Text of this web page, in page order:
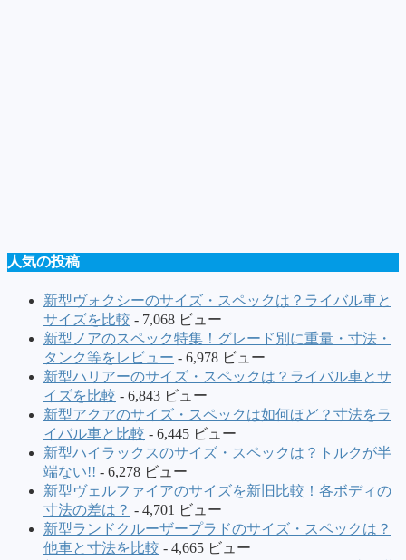
人気の投稿
新型ヴォクシーのサイズ・スペックは？ライバル車と
サイズを比較 - 7,068 ビュー
新型ノアのスペック特集！グレード別に重量・寸法・
タンク等をレビュー - 6,978 ビュー
新型ハリアーのサイズ・スペックは？ライバル車とサ
イズを比較 - 6,843 ビュー
新型アクアのサイズ・スペックは如何ほど？寸法をラ
イバル車と比較 - 6,445 ビュー
新型ハイラックスのサイズ・スペックは？トルクが半
端ない!! - 6,278 ビュー
新型ヴェルファイアのサイズを新旧比較！各ボディの
寸法の差は？ - 4,701 ビュー
新型ランドクルーザープラドのサイズ・スペックは？
他車と寸法を比較 - 4,665 ビュー